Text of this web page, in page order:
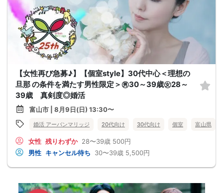
【女性再び急募♪】【個室style】30代中心＜理想の
旦那 の条件を満たす男性限定＞㊚30～39歳㊛28～
39歳 真剣度◎婚活
富山市 | 8月9日(日) 13:30〜
婚活 アーバンマリッジ 20代向け 30代向け 個室 富山県
女性 残りわずか 28〜39歳 500円
男性 キャンセル待ち 30〜39歳 5,500円